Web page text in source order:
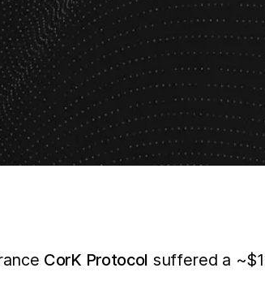
CorK Protocol suffered a